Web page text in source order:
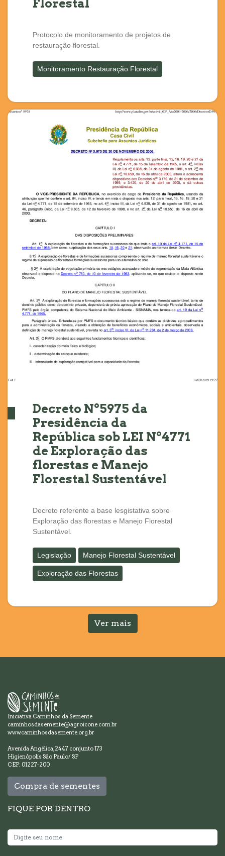
Florestal
Protocolo de monitoramento de projetos de
restauração florestal.
Monitoramento Restauração Florestal
Decreto Nº5975 da
Presidência da
República sob LEI Nº4771
de Exploração das
florestas e Manejo
Florestal Sustentável
Decreto referente a base lesgistativa sobre
Exploração das florestas e Manejo Florestal
Sustentável.
Legislação Manejo Florestal Sustentável
Exploração das Florestas
Ver mais
Iniciativa Caminhos da Semente
caminhosdasemente@agroicone.com.br
www.caminhosdasemente.org.br
Avenida Angélica, 2447 conjunto 173
Higienópolis São Paulo/ SP
CEP: 01227-200
Compra de sementes
FIQUE POR DENTRO